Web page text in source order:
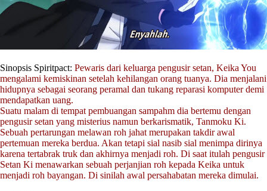
Sinopsis Spiritpact: Pewaris dari keluarga pengusir setan, Keika You
mengalami kemiskinan setelah kehilangan orang tuanya. Dia menjalani
hidupnya sebagai seorang peramal dan tukang reparasi komputer demi
mendapatkan uang.
Suatu malam di tempat pembuangan sampahm dia bertemu dengan
pengusir setan yang misterius namun berkarismatik, Tanmoku Ki.
Sebuah pertarungan melawan roh jahat merupakan takdir awal
pertemuan mereka berdua. Akan tetapi sial nasib sial menimpa dirinya
karena tertabrak truk dan akhirnya menjadi roh. Di saat itulah pengusir
Setan Ki menawarkan sebuah perjanjian roh kepada Keika untuk
menjadi roh bayangan. Di sinilah awal persahabatan mereka dimulai.